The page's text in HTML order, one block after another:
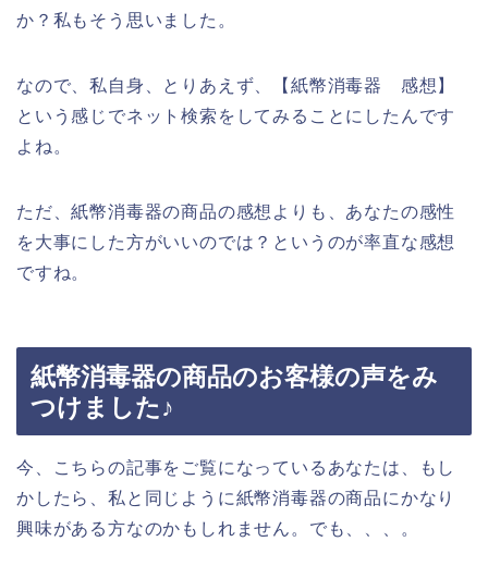
か？私もそう思いました。
なので、私自身、とりあえず、【紙幣消毒器 感想】
という感じでネット検索をしてみることにしたんです
よね。
ただ、紙幣消毒器の商品の感想よりも、あなたの感性
を大事にした方がいいのでは？というのが率直な感想
ですね。
紙幣消毒器の商品のお客様の声をみ
つけました♪
今、こちらの記事をご覧になっているあなたは、もし
かしたら、私と同じように紙幣消毒器の商品にかなり
興味がある方なのかもしれません。でも、、、。